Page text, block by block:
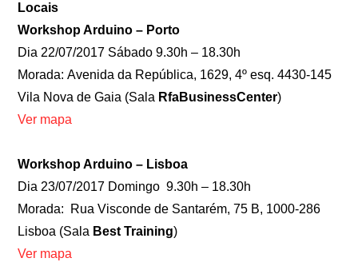
Locais
Workshop Arduino – Porto
Dia 22/07/2017 Sábado 9.30h – 18.30h
Morada: Avenida da República, 1629, 4º esq. 4430-145
Vila Nova de Gaia (Sala RfaBusinessCenter)
Ver mapa
Workshop Arduino – Lisboa
Dia 23/07/2017 Domingo 9.30h – 18.30h
Morada: Rua Visconde de Santarém, 75 B, 1000-286
Lisboa (Sala Best Training)
Ver mapa